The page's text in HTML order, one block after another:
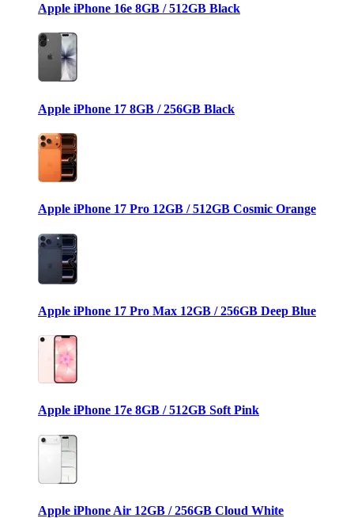
Apple iPhone 16e 8GB / 512GB Black
Apple iPhone 17 8GB / 256GB Black
Apple iPhone 17 Pro 12GB / 512GB Cosmic Orange
Apple iPhone 17 Pro Max 12GB / 256GB Deep Blue
Apple iPhone 17e 8GB / 512GB Soft Pink
Apple iPhone Air 12GB / 256GB Cloud White